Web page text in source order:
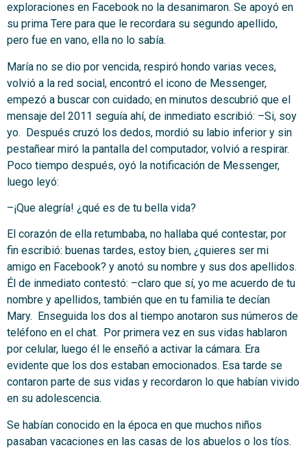
exploraciones en Facebook no la desanimaron. Se apoyó en
su prima Tere para que le recordara su segundo apellido,
pero fue en vano, ella no lo sabía.
María no se dio por vencida, respiró hondo varias veces,
volvió a la red social, encontró el icono de Messenger,
empezó a buscar con cuidado; en minutos descubrió que el
mensaje del 2011 seguía ahí, de inmediato escribió: –Si, soy
yo. Después cruzó los dedos, mordió su labio inferior y sin
pestañear miró la pantalla del computador, volvió a respirar.
Poco tiempo después, oyó la notificación de Messenger,
luego leyó:
–¡Que alegría! ¿qué es de tu bella vida?
El corazón de ella retumbaba, no hallaba qué contestar, por
fin escribió: buenas tardes, estoy bien, ¿quieres ser mi
amigo en Facebook? y anotó su nombre y sus dos apellidos.
Él de inmediato contestó: –claro que sí, yo me acuerdo de tu
nombre y apellidos, también que en tu familia te decían
Mary. Enseguida los dos al tiempo anotaron sus números de
teléfono en el chat. Por primera vez en sus vidas hablaron
por celular, luego él le enseñó a activar la cámara. Era
evidente que los dos estaban emocionados. Esa tarde se
contaron parte de sus vidas y recordaron lo que habían vivido
en su adolescencia.
Se habían conocido en la época en que muchos niños
pasaban vacaciones en las casas de los abuelos o los tíos.